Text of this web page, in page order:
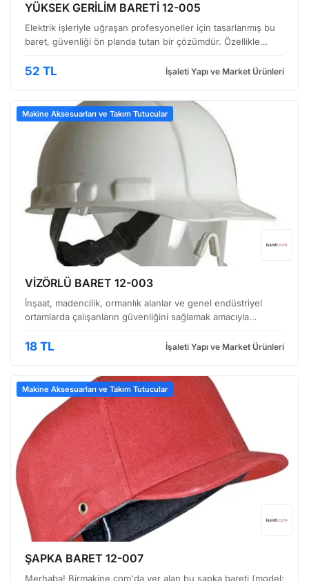
YÜKSEK GERİLİM BARETİ 12-005
Elektrik işleriyle uğraşan profesyoneller için tasarlanmış bu
baret, güvenliği ön planda tutan bir çözümdür. Özellikle
tehlikelerden korumak için geliştirilmiştir…
52 TL İşaleti Yapı ve Market Ürünleri
Makine Aksesuarları ve Takım Tutucular
VİZÖRLÜ BARET 12-003
İnşaat, madencilik, ormanlık alanlar ve genel endüstriyel
ortamlarda çalışanların güvenliğini sağlamak amacıyla
Geniş görüş açısı sunan vizörü sayesinde, çalı…
18 TL İşaleti Yapı ve Market Ürünleri
Makine Aksesuarları ve Takım Tutucular
ŞAPKA BARET 12-007
Merhaba! Birmakine.com'da yer alan bu şapka bareti (model: